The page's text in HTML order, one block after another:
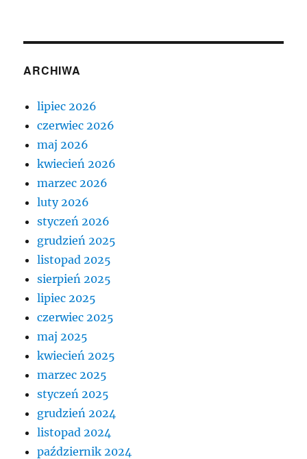
ARCHIWA
lipiec 2026
czerwiec 2026
maj 2026
kwiecień 2026
marzec 2026
luty 2026
styczeń 2026
grudzień 2025
listopad 2025
sierpień 2025
lipiec 2025
czerwiec 2025
maj 2025
kwiecień 2025
marzec 2025
styczeń 2025
grudzień 2024
listopad 2024
październik 2024